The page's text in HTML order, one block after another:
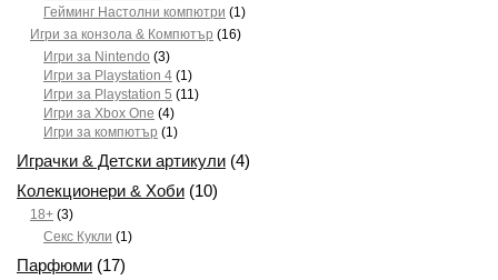
Гейминг Настолни компютри (1)
Игри за конзола & Компютър (16)
Игри за Nintendo (3)
Игри за Playstation 4 (1)
Игри за Playstation 5 (11)
Игри за Xbox One (4)
Игри за компютър (1)
Играчки & Детски артикули (4)
Колекционери & Хоби (10)
18+ (3)
Секс Кукли (1)
Парфюми (17)